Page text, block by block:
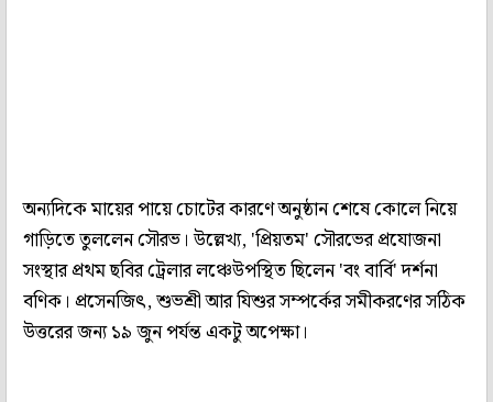
অন্যদিকে মায়ের পায়ে চোটের কারণে অনুষ্ঠান শেষে কোলে নিয়ে
গাড়িতে তুললেন সৌরভ। উল্লেখ্য, 'প্রিয়তম' সৌরভের প্রযোজনা
সংস্থার প্রথম ছবির ট্রেলার লঞ্চেউপস্থিত ছিলেন 'বং বার্বি' দর্শনা
বণিক। প্রসেনজিৎ, শুভশ্রী আর যিশুর সম্পর্কের সমীকরণের সঠিক
উত্তরের জন্য ১৯ জুন পর্যন্ত একটু অপেক্ষা।